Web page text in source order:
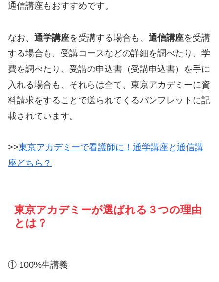
通信講座もおすすめです。
なお、 通学講座を受講する場合も、 通信講座を受講
する場合も、受講コースなどの詳細を調べたり、学
費を調べたり、受講の申込書（受講申込書）を手に
入れる場合も、それらは全て、東京アカデミーに資
料請求をすることで送られてくるパンフレットに記
載されています。
>>東京アカデミーで看護師に！通学講座と通信講
座どちら？
東京アカデミーが選ばれる３つの理由
とは？
① 100%生講義